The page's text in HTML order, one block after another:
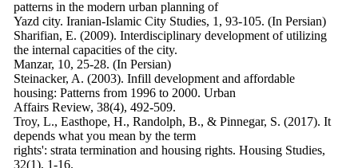
patterns in the modern urban planning of
Yazd city. Iranian-Islamic City Studies, 1, 93-105. (In Persian)
Sharifian, E. (2009). Interdisciplinary development of utilizing
the internal capacities of the city.
Manzar, 10, 25-28. (In Persian)
Steinacker, A. (2003). Infill development and affordable
housing: Patterns from 1996 to 2000. Urban
Affairs Review, 38(4), 492-509.
Troy, L., Easthope, H., Randolph, B., & Pinnegar, S. (2017). It
depends what you mean by the term
rights': strata termination and housing rights. Housing Studies,
32(1), 1-16.